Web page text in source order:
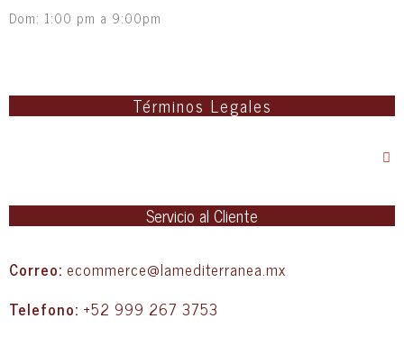
Dom: 1:00 pm a 9:00pm
Términos Legales
Servicio al Cliente
Correo: ecommerce@lamediterranea.mx
Telefono: +52 999 267 3753